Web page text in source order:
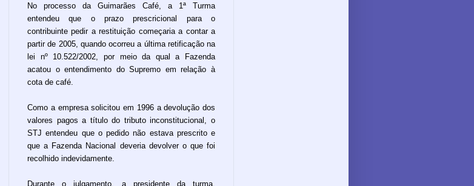
No processo da Guimarães Café, a 1ª Turma
entendeu que o prazo prescricional para o
contribuinte pedir a restituição começaria a contar a
partir de 2005, quando ocorreu a última retificação na
lei nº 10.522/2002, por meio da qual a Fazenda
acatou o entendimento do Supremo em relação à
cota de café.
Como a empresa solicitou em 1996 a devolução dos
valores pagos a título do tributo inconstitucional, o
STJ entendeu que o pedido não estava prescrito e
que a Fazenda Nacional deveria devolver o que foi
recolhido indevidamente.
Durante o julgamento, a presidente da turma,